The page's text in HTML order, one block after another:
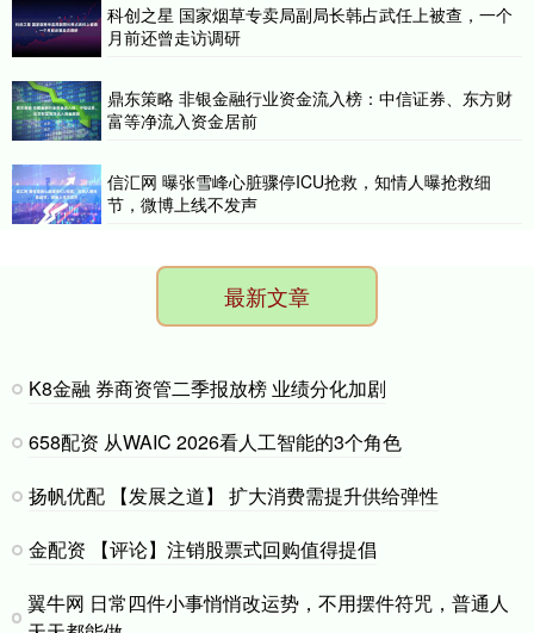
科创之星 国家烟草专卖局副局长韩占武任上被查，一个
月前还曾走访调研
鼎东策略 非银金融行业资金流入榜：中信证券、东方财
富等净流入资金居前
信汇网 曝张雪峰心脏骤停ICU抢救，知情人曝抢救细
节，微博上线不发声
最新文章
K8金融 券商资管二季报放榜 业绩分化加剧
658配资 从WAIC 2026看人工智能的3个角色
扬帆优配 【发展之道】 扩大消费需提升供给弹性
金配资 【评论】注销股票式回购值得提倡
翼牛网 日常四件小事悄悄改运势，不用摆件符咒，普通人